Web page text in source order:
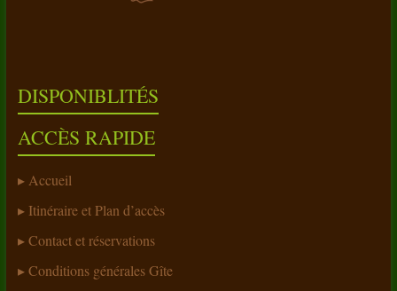
DISPONIBLITÉS
ACCÈS RAPIDE
Accueil
Itinéraire et Plan d’accès
Contact et réservations
Conditions générales Gîte